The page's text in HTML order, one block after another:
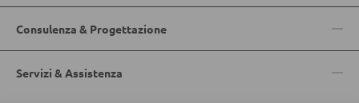
Doghe
ARMADI
Consulenza & Progettazione
Servizi & Assistenza